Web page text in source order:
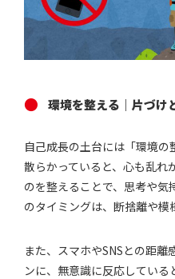
環境を整える｜片づけ
自己成長の土台には「環境
散らかっていると、心も乱れ
のを整えることで、思考や気
のタイミングは、断捨離や模
また、スマホやSNSとの距離
ンに、無意識に反応してい